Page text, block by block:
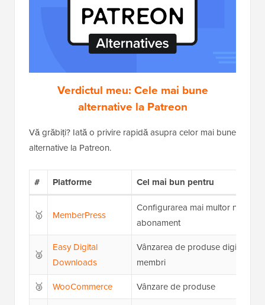
Verdictul meu: Cele mai bune
alternative la Patreon
Vă grăbiți? Iată o privire rapidă asupra celor mai bune
alternative la Patreon.
# Platforme Cel mai bun pentru
🥇 MemberPress
Configurarea mai multor niveluri
abonament
🥈
Easy Digital
Downloads
Vânzarea de produse digitale
membri
🥉
WooCommerce Vânzare de produse